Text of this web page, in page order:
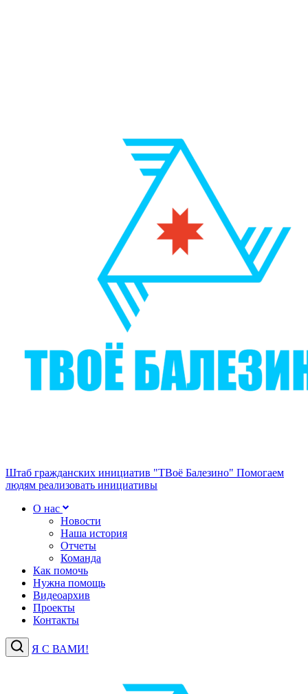
Штаб гражданских инициатив "ТВоё Балезино" Помогаем
людям реализовать инициативы
О нас
Новости
Наша история
Отчеты
Команда
Как помочь
Нужна помощь
Видеоархив
Проекты
Контакты
Я С ВАМИ!